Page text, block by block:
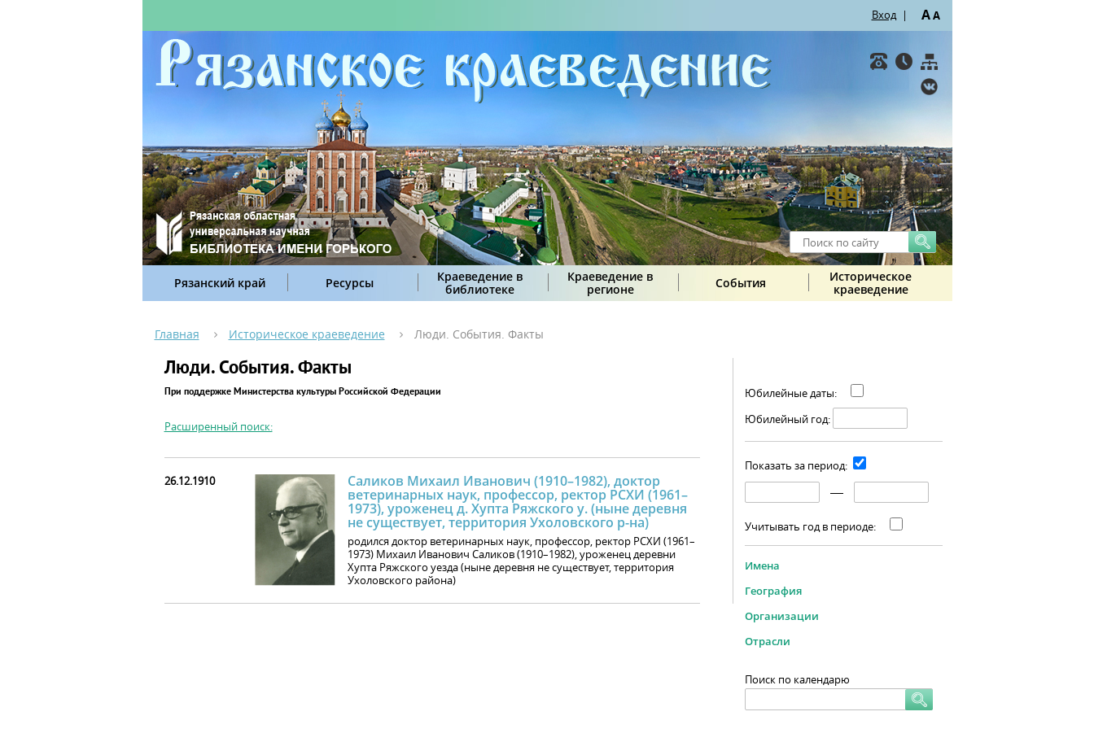
Вход | AA
Рязанский край Ресурсы
Краеведение в
библиотеке
Краеведение в
регионе
События
Историческое
краеведение
Главная Историческое краеведение Люди. События. Факты
Люди. События. Факты
При поддержке Министерства культуры Российской Федерации
Расширенный поиск:
26.12.1910 Саликов Михаил Иванович (1910–1982), доктор
ветеринарных наук, профессор, ректор РСХИ (1961–
1973), уроженец д. Хупта Ряжского у. (ныне деревня
не существует, территория Ухоловского р-на)
родился доктор ветеринарных наук, профессор, ректор РСХИ (1961–
1973) Михаил Иванович Саликов (1910–1982), уроженец деревни
Хупта Ряжского уезда (ныне деревня не существует, территория
Ухоловского района)
Юбилейные даты:
Юбилейный год:
Показать за период:
Учитывать год в периоде:
Имена
География
Организации
Отрасли
Поиск по календарю